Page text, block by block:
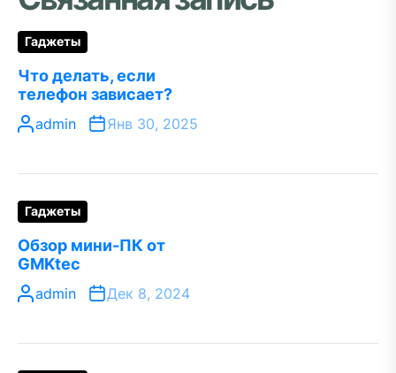
Гаджеты
Что делать, если
телефон зависает?
admin Янв 30, 2025
Гаджеты
Обзор мини-ПК от
GMKtec
admin Дек 8, 2024